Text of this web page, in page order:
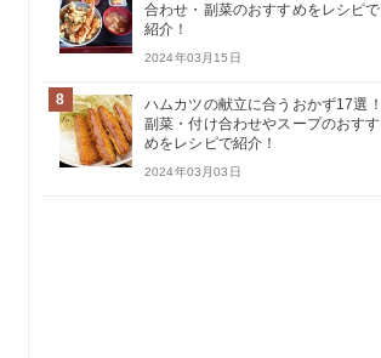
合わせ・副菜のおすすめをレシピで
紹介！
2024年03月15日
8
ハムカツの献立に合うおかず17選！
副菜・付け合わせやスープのおすす
めをレシピで紹介！
2024年03月03日